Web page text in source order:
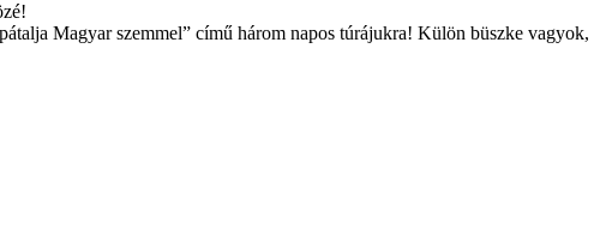
Magyar szemmel” című három napos túrájukra! Külön büszke vagyok,